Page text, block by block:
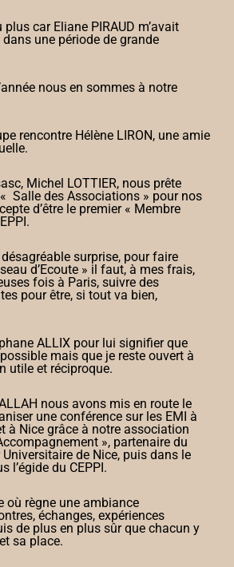
plus car Eliane PIRAUD m’avait
une période de grande
nous en sommes à notre
rencontre Hélène LIRON, une amie
Michel LOTTIER, nous prête
Salle des Associations » pour nos
d’être le premier « Membre
désagréable surprise, pour faire
d’Ecoute » il faut, à mes frais,
fois à Paris, suivre des
pour être, si tout va bien,
ALLIX pour lui signifier que
mais que je reste ouvert à
utile et réciproque.
nous avons mis en route le
une conférence sur les EMI à
à Nice grâce à notre association
», partenaire du
de Nice, puis dans le
l’égide du CEPPI.
où règne une ambiance
échanges, expériences
de plus en plus sûr que chacun y
sa place.